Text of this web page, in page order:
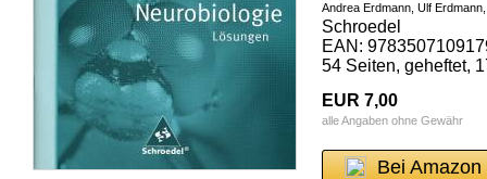
Andrea Erdmann, Ulf
Schroedel
EAN:
54 Seiten, geheftet,
EUR 7,00
alle Angaben ohne Gewähr
Bei Amazon